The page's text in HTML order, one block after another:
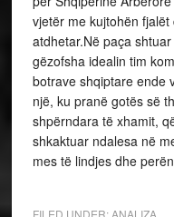
vjetër me kujtohën
atdhetar.Në paça
gëzofsha idealin tim
botrave shqiptare ende
një, ku pranë gotës së
shpërndara të xhamit,
shkaktuar ndalesa në
mes të lindjes dhe
FILED UNDER:ANALIZA